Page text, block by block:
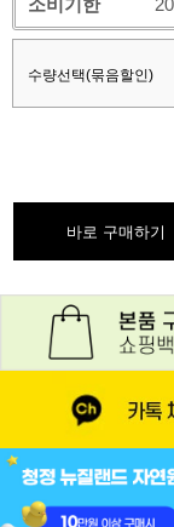
소비기한
수량선택(묶음할인)
바로 구매하기